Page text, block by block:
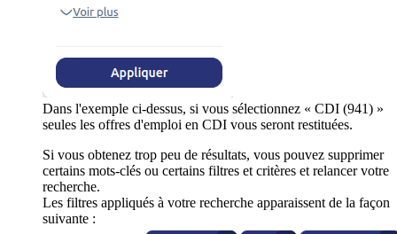
Dans l'exemple ci-dessus, si vous sélectionnez « CDI (941) »
seules les offres d'emploi en CDI vous seront restituées.
Si vous obtenez trop peu de résultats, vous pouvez supprimer
certains mots-clés ou certains filtres et critères et relancer votre
recherche.
Les filtres appliqués à votre recherche apparaissent de la façon
suivante :